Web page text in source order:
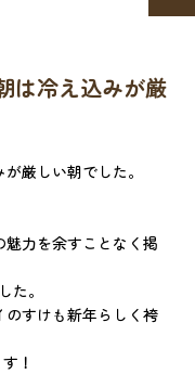
は冷え込みが厳
厳しい朝でした。
力を余すことなく掲
た。
すけも新年らしく袴
！